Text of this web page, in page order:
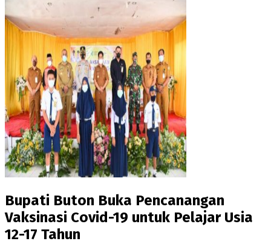
Bupati Buton Buka Pencanangan
Vaksinasi Covid-19 untuk Pelajar Usia
12-17 Tahun